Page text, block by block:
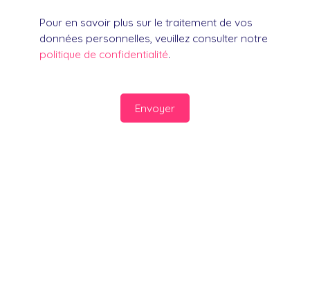
Pour en savoir plus sur le traitement de vos
données personnelles, veuillez consulter notre
politique de confidentialité.
Envoyer